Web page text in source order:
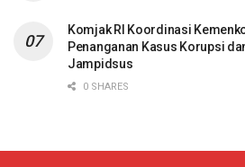
Komjak RI Koordinasi
Penanganan Kasus Korupsi
Jampidsus
0 SHARES